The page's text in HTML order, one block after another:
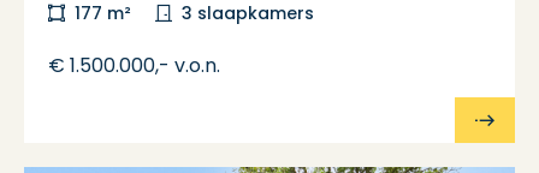
177 m² 3 slaapkamers
€ 1.500.000,- v.o.n.